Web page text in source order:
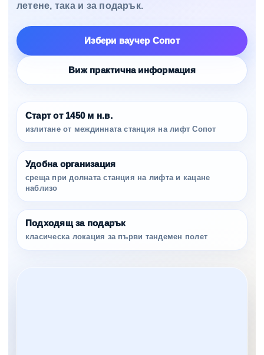
летене, така и за подарък.
Избери ваучер Сопот
Виж практична информация
Старт от 1450 м н.в.
излитане от междинната станция на лифт Сопот
Удобна организация
среща при долната станция на лифта и кацане
наблизо
Подходящ за подарък
класическа локация за първи тандемен полет